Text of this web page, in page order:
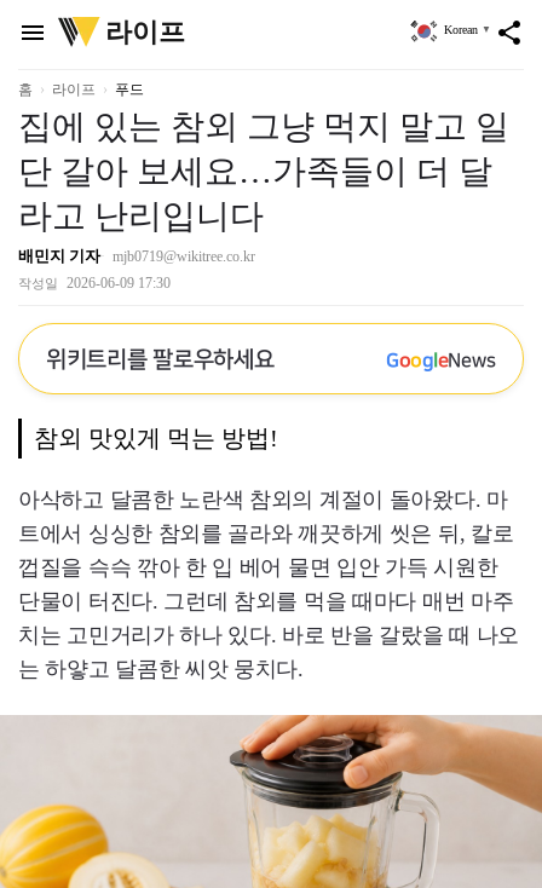
menu
위
키
리
라이프 share
Korean ▼
홈 라이프 푸드
집에 있는 참외 그냥 먹지 말고 일
단 갈아 보세요…가족들이 더 달
라고 난리입니다
배민지 기자 mjb0719@wikitree.co.kr
작성일 2026-06-09 17:30
위키트리를 팔로우하세요 GoogleNews
참외 맛있게 먹는 방법!
아삭하고 달콤한 노란색 참외의 계절이 돌아왔다. 마
트에서 싱싱한 참외를 골라와 깨끗하게 씻은 뒤, 칼로
껍질을 슥슥 깎아 한 입 베어 물면 입안 가득 시원한
단물이 터진다. 그런데 참외를 먹을 때마다 매번 마주
치는 고민거리가 하나 있다. 바로 반을 갈랐을 때 나오
는 하얗고 달콤한 씨앗 뭉치다.